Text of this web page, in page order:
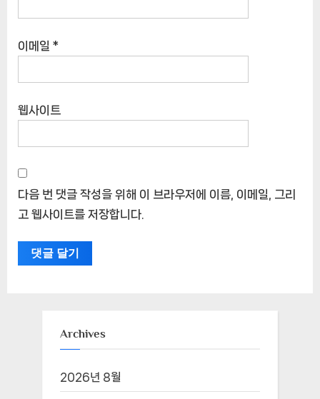
이메일 *
웹사이트
다음 번 댓글 작성을 위해 이 브라우저에 이름, 이메일, 그리
고 웹사이트를 저장합니다.
Archives
2026년 8월